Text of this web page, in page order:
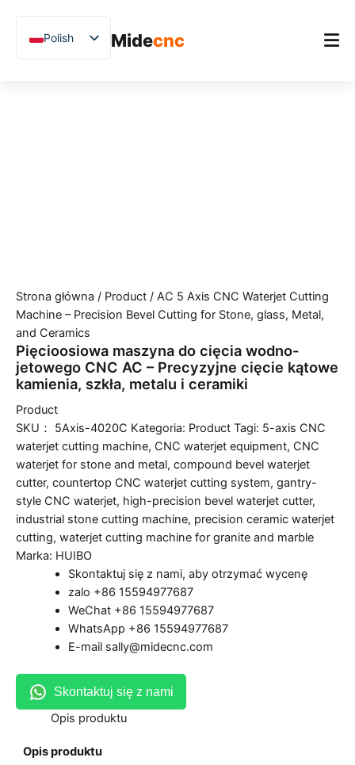
Midecnc
Polish
English
Uzbek
Hindi
Strona główna / Product / AC 5 Axis CNC Waterjet Cutting
Machine – Precision Bevel Cutting for Stone, glass, Metal,
and Ceramics
Pięcioosiowa maszyna do cięcia wodno-
jetowego CNC AC – Precyzyjne cięcie kątowe
kamienia, szkła, metalu i ceramiki
Product
SKU： 5Axis-4020C Kategoria: Product Tagi: 5-axis CNC
waterjet cutting machine, CNC waterjet equipment, CNC
waterjet for stone and metal, compound bevel waterjet
cutter, countertop CNC waterjet cutting system, gantry-
style CNC waterjet, high-precision bevel waterjet cutter,
industrial stone cutting machine, precision ceramic waterjet
cutting, waterjet cutting machine for granite and marble
Marka: HUIBO
Skontaktuj się z nami, aby otrzymać wycenę
zalo +86 15594977687
WeChat +86 15594977687
WhatsApp +86 15594977687
E-mail sally@midecnc.com
Skontaktuj się z nami
Opis produktu
Opis produktu